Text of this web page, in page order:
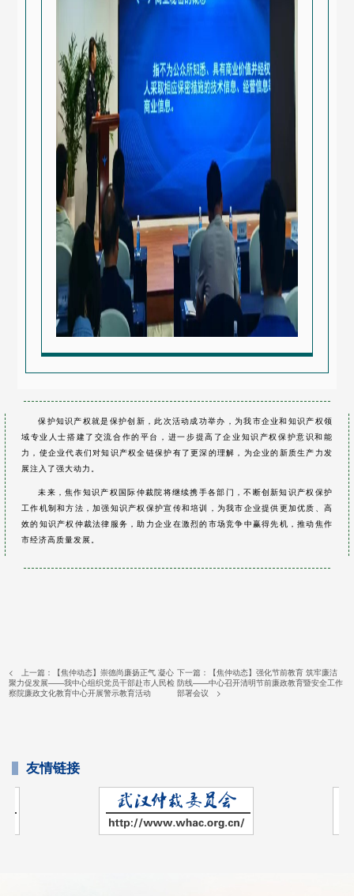
保护知识产权就是保护创新，此次活动成功举办，为我市企业和知识产权领
域专业人士搭建了交流合作的平台，进一步提高了企业知识产权保护意识和能
力，使企业代表们对知识产权全链保护有了更深的理解，为企业的新质生产力发
展注入了强大动力。
未来，焦作知识产权国际仲裁院将继续携手各部门，不断创新知识产权保护
工作机制和方法，加强知识产权保护宣传和培训，为我市企业提供更加优质、高
效的知识产权 仲裁法律 服务，助力企业在激烈的市场竞争中赢得先机，推动焦作
市经济高质量发展。
< 上一篇：
【焦仲动态】崇德尚廉扬正气 凝心
聚力促发展——我中心组织党员干部赴市人民检
察院廉政文化教育中心开展警示教育活动
下一篇：
【焦仲动态】强化节前教育 筑牢廉洁
防线——中心召开清明节前廉政教育暨安全工作
部署会议 >
友情链接